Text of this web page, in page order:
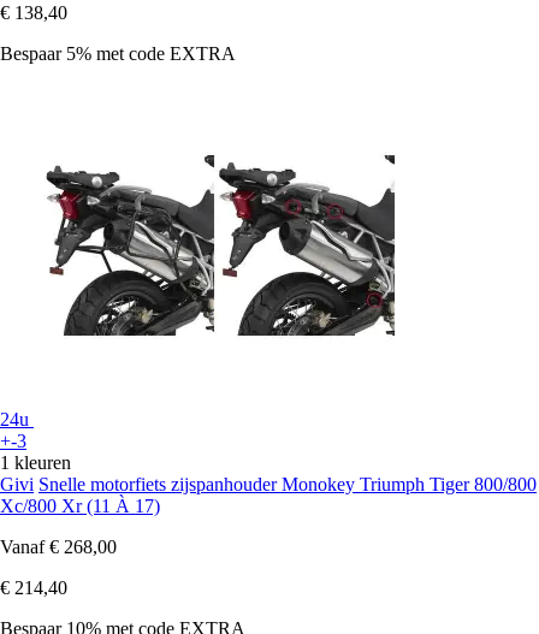
€ 138,40
Bespaar 5% met code EXTRA
24u
+-3
1 kleuren
Givi Snelle motorfiets zijspanhouder Monokey Triumph Tiger 800/800
Xc/800 Xr (11 À 17)
Vanaf € 268,00
€ 214,40
Bespaar 10% met code EXTRA